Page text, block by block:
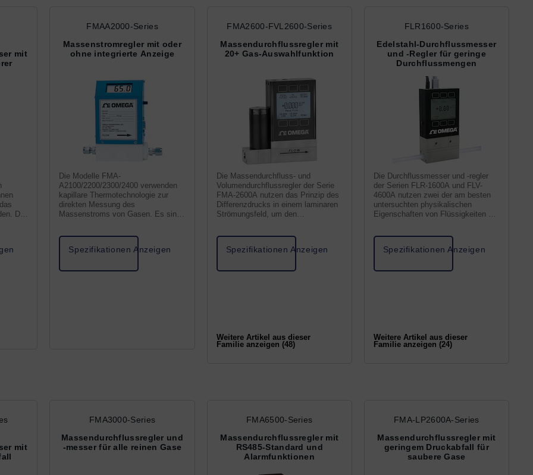
mit
Die
FMAA2000-Series
Massenstromregler mit oder
ohne integrierte Anzeige
Die Modelle FMA-
A2100/2200/2300/2400 verwenden
kapillare Thermotechnologie zur
direkten Messung des
Massenstroms von Gasen. Es sind
Spezifikationen Anzeigen
FMA2600-FVL2600-Series
Massendurchflussregler mit
20+ Gas-Auswahlfunktion
Die Massendurchfluss- und
Volumendurchflussregler der Serie
FMA-2600A nutzen das Prinzip des
Differenzdrucks in einem laminaren
Strömungsfeld, um den
Spezifikationen Anzeigen
Weitere Artikel aus dieser
Familie anzeigen (48)
FLR1600-Series
Edelstahl-Durchflussmesser
und -Regler für geringe
Durchflussmengen
Die Durchflussmesser und -regler
der Serien FLR-1600A und FLV-
4600A nutzen zwei der am besten
untersuchten physikalischen
Eigenschaften von Flüssigkeiten zur
Spezifikationen Anzeigen
Weitere Artikel aus dieser
Familie anzeigen (24)
mit
FMA3000-Series
Massendurchflussregler und
-messer für alle reinen Gase
FMA6500-Series
Massendurchflussregler mit
RS485-Standard und
Alarmfunktionen
FMA-LP2600A-Series
Massendurchflussregler mit
geringem Druckabfall für
saubere Gase